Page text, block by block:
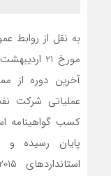
به نقل از روابط
آخرین دوره از
عملیاتی شرکت
کسب گواهینامه
پایان رسیده